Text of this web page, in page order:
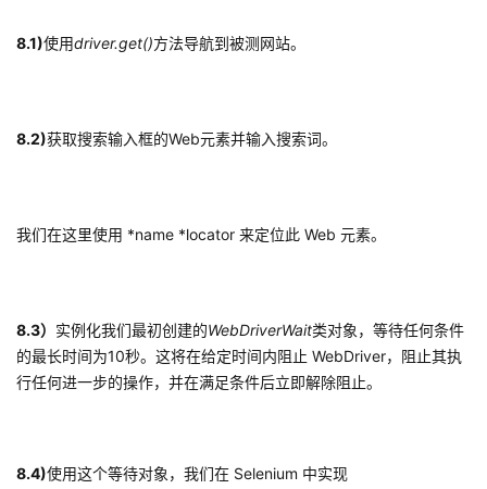
8.1)使用driver.get()方法导航到被测网站。
8.2)获取搜索输入框的Web元素并输入搜索词。
我们在这里使用 *name *locator 来定位此 Web 元素。
8.3） 实例化我们最初创建的WebDriverWait类对象，等待任何条件
的最长时间为10秒。这将在给定时间内阻止 WebDriver，阻止其执
行任何进一步的操作，并在满足条件后立即解除阻止。
8.4)使用这个等待对象，我们在 Selenium 中实现